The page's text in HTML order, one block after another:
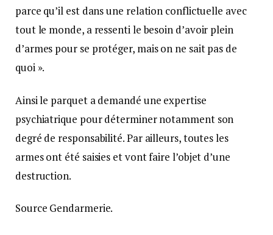
parce qu’il est dans une relation conflictuelle avec
tout le monde, a ressenti le besoin d’avoir plein
d’armes pour se protéger, mais on ne sait pas de
quoi ».
Ainsi le parquet a demandé une expertise
psychiatrique pour déterminer notamment son
degré de responsabilité. Par ailleurs, toutes les
armes ont été saisies et vont faire l’objet d’une
destruction.
Source Gendarmerie.